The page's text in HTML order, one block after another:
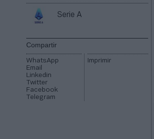
Serie A
Compartir
WhatsApp
Email
Linkedin
Twitter
Facebook
Telegram
Imprimir